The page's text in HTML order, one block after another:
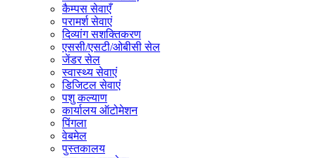
कैम्पस सेवाएँ
परामर्श सेवाएं
दिव्यांग सशक्तिकरण
एससी/एसटी/ओबीसी सेल
जेंडर सेल
स्वास्थ्य सेवाएं
डिजिटल सेवाएं
पशु कल्याण
कार्यालय ऑटोमेशन
पिंगला
वेबमेल
पुस्तकालय